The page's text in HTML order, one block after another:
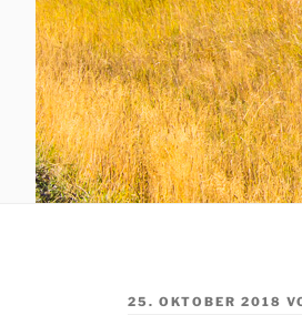
VERÖFFENTLICHT
25. OKTOBER 2018